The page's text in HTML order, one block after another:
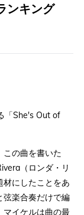
ンキング
「She's Out of
この曲を書いた
（ロンダ・リ
材にしたことをあ
弦楽合奏だけで編
マイケルは曲の最